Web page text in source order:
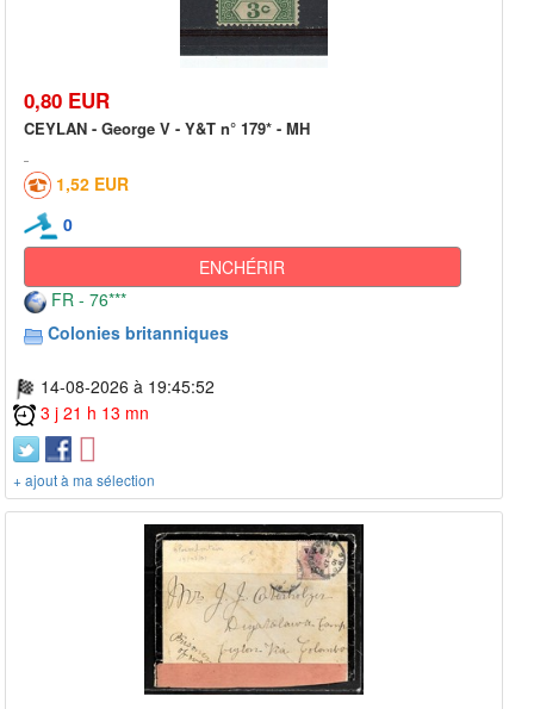
0,80 EUR
CEYLAN - George V - Y&T n° 179* - MH
1,52 EUR
0
ENCHÉRIR
FR - 76***
Colonies britanniques
14-08-2026 à 19:45:52
3 j 21 h 13 mn
+ ajout à ma sélection